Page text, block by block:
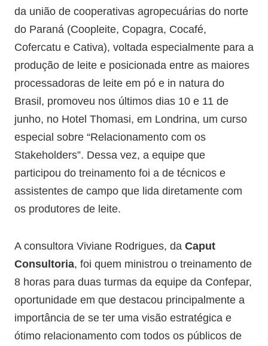
da união de cooperativas agropecuárias do norte
do Paraná (Coopleite, Copagra, Cocafé,
Cofercatu e Cativa), voltada especialmente para a
produção de leite e posicionada entre as maiores
processadoras de leite em pó e in natura do
Brasil, promoveu nos últimos dias 10 e 11 de
junho, no Hotel Thomasi, em Londrina, um curso
especial sobre “Relacionamento com os
Stakeholders”. Dessa vez, a equipe que
participou do treinamento foi a de técnicos e
assistentes de campo que lida diretamente com
os produtores de leite.
A consultora Viviane Rodrigues, da Caput
Consultoria, foi quem ministrou o treinamento de
8 horas para duas turmas da equipe da Confepar,
oportunidade em que destacou principalmente a
importância de se ter uma visão estratégica e
ótimo relacionamento com todos os públicos de